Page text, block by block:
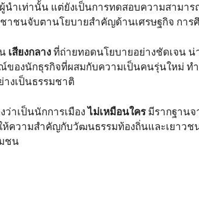
ำเท่านั้น แต่ยังเป็นการทดสอบความสามาร
าชนจับตานโยบายสำคัญด้านเศรษฐกิจ การ
เสียงกลางที่ถ่ายทอดนโยบายอย่างชัดเจน น่
องนักธุรกิจที่ผสมกับความเป็นคนรุ่นใหม่ ทำ
งเป็นธรรมชาติ
ว่าเป็นนักการเมืองไม่เหมือนใครมีรากฐานจ
ห้ความสำคัญกับวัฒนธรรมท้องถิ่นและเยาว
ชน